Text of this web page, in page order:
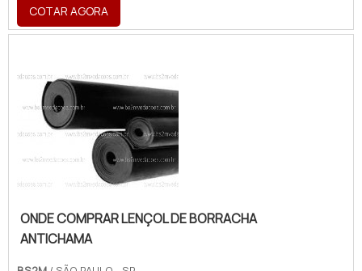
personalizada.MAIS INFORMAÇÕES ACERCA
DO PRODUTOO lençol dissipativo condutivo
bancadas e também revestimentos de solo
com a finalidade de evitar a descarga brusca.
Dissipa a...
COTAR AGORA
ONDE COMPRAR LENÇOL DE BORRACHA
ANTICHAMA